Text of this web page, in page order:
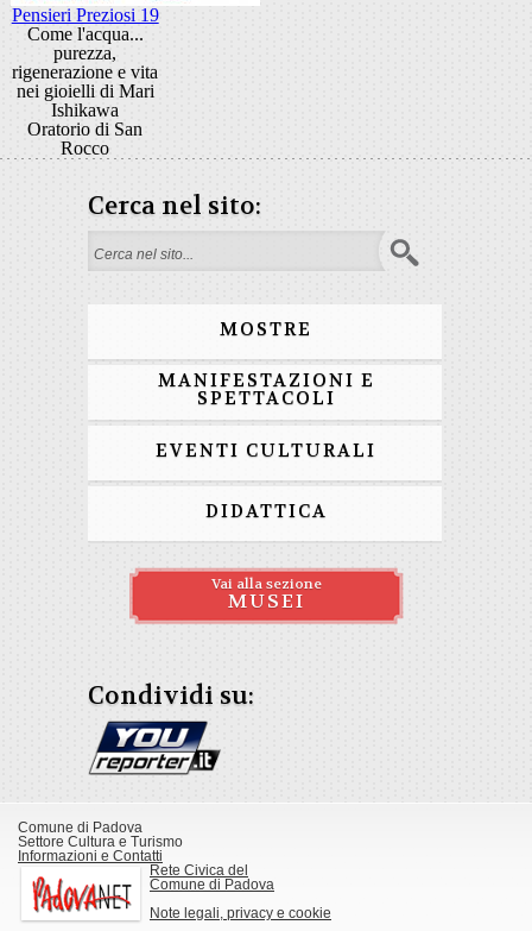
Pensieri Preziosi 19
Come l'acqua...
purezza,
rigenerazione e vita
nei gioielli di Mari
Ishikawa
Oratorio di San
Rocco
Cerca nel sito:
Form di ricerca
MOSTRE
MANIFESTAZIONI E
SPETTACOLI
EVENTI CULTURALI
DIDATTICA
Vai alla sezione
MUSEI
Condividi su:
Comune di Padova
Settore Cultura e Turismo
Informazioni e Contatti
Rete Civica del
Comune di Padova
Note legali, privacy e cookie